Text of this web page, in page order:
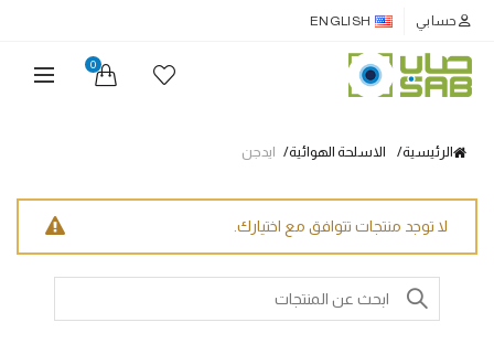
حسابي ENGLISH
0
الرئيسية الاسلحة الهوائية ايدجن
لا توجد منتجات تتوافق مع اختيارك.
Search
for: